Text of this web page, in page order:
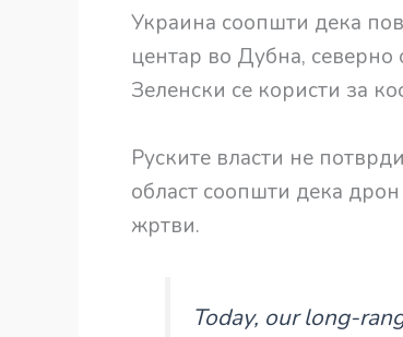
Украина соопшти дека
центар во Дубна,
Зеленски се користи за
Руските власти не
област соопшти дека
жртви.
Today, our long-